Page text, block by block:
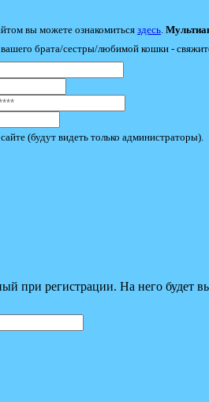
вы можете ознакомиться здесь
брата/сестры/любимой кошки -
(будут видеть только администраторы).
при регистрации. На него будет